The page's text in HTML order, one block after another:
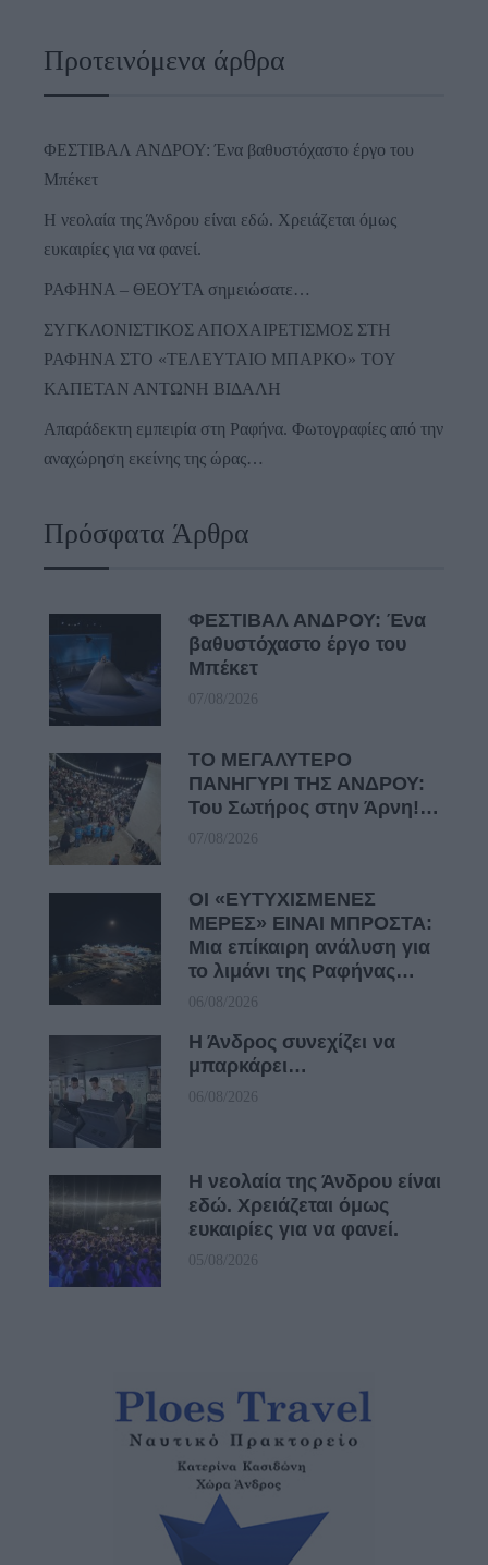
Προτεινόμενα άρθρα
ΦΕΣΤΙΒΑΛ ΑΝΔΡΟΥ: Ένα βαθυστόχαστο έργο του
Μπέκετ
Η νεολαία της Άνδρου είναι εδώ. Χρειάζεται όμως
ευκαιρίες για να φανεί.
ΡΑΦΗΝΑ – ΘΕΟΥΤΑ σημειώσατε…
ΣΥΓΚΛΟΝΙΣΤΙΚΟΣ ΑΠΟΧΑΙΡΕΤΙΣΜΟΣ ΣΤΗ
ΡΑΦΗΝΑ ΣΤΟ «ΤΕΛΕΥΤΑΙΟ ΜΠΑΡΚΟ» ΤΟΥ
ΚΑΠΕΤΑΝ ΑΝΤΩΝΗ ΒΙΔΑΛΗ
Απαράδεκτη εμπειρία στη Ραφήνα. Φωτογραφίες από την
αναχώρηση εκείνης της ώρας…
Πρόσφατα Άρθρα
ΦΕΣΤΙΒΑΛ ΑΝΔΡΟΥ: Ένα
βαθυστόχαστο έργο του
Μπέκετ
07/08/2026
ΤΟ ΜΕΓΑΛΥΤΕΡΟ
ΠΑΝΗΓΥΡΙ ΤΗΣ ΑΝΔΡΟΥ:
Του Σωτήρος στην Άρνη!…
07/08/2026
ΟΙ «ΕΥΤΥΧΙΣΜΕΝΕΣ
ΜΕΡΕΣ» ΕΙΝΑΙ ΜΠΡΟΣΤΑ:
Μια επίκαιρη ανάλυση για
το λιμάνι της Ραφήνας…
06/08/2026
Η Άνδρος συνεχίζει να
μπαρκάρει…
06/08/2026
Η νεολαία της Άνδρου είναι
εδώ. Χρειάζεται όμως
ευκαιρίες για να φανεί.
05/08/2026